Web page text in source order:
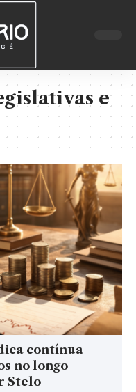
e
contínua
no longo
Stelo